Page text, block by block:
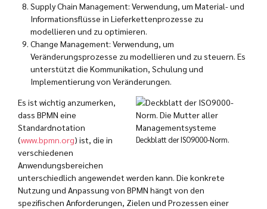
Supply Chain Management: Verwendung, um Material- und
Informationsflüsse in Lieferkettenprozesse zu
modellieren und zu optimieren.
Change Management: Verwendung, um
Veränderungsprozesse zu modellieren und zu steuern. Es
unterstützt die Kommunikation, Schulung und
Implementierung von Veränderungen.
Deckblatt der ISO9000-Norm.
Es ist wichtig anzumerken,
dass BPMN eine
Standardnotation
(www.bpmn.org) ist, die in
verschiedenen
Anwendungsbereichen
unterschiedlich angewendet werden kann. Die konkrete
Nutzung und Anpassung von BPMN hängt von den
spezifischen Anforderungen, Zielen und Prozessen einer